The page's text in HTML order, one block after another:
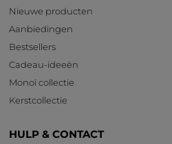
Nieuwe producten
Aanbiedingen
Bestsellers
Cadeau-ideeën
Monoï collectie
Kerstcollectie
HULP & CONTACT